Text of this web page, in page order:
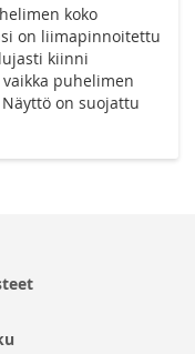
koko
on liimapinnoitettu
kiinni
puhelimen
on suojattu